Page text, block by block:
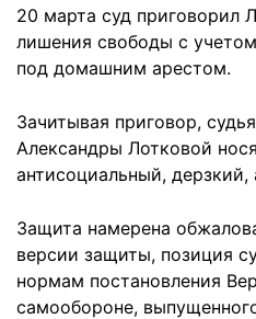
20 марта суд приговорил
лишения свободы с
под домашним арестом.
Зачитывая приговор,
Александры Лотковой
антисоциальный, дерзкий,
Защита намерена
версии защиты, позиция
нормам постановления
самообороне,